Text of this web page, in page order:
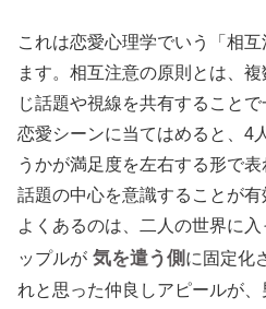
これは恋愛心理学でいう「相
ます。相互注意の原則とは、
じ話題や視線を共有することで
恋愛シーンに当てはめると、4
うかが満足度を左右する形で
話題の中心を意識することが
よくあるのは、二人の世界に
ップルが 気を遣う側に固定化
れと思った仲良しアピールが